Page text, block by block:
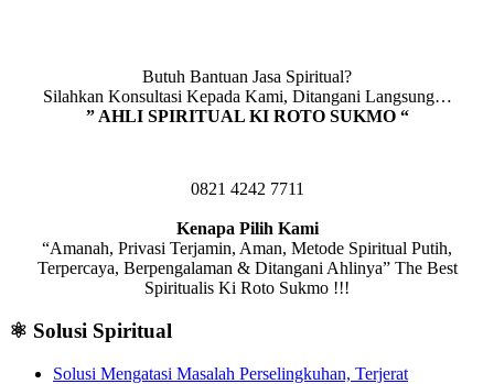
Butuh Bantuan Jasa Spiritual?
Silahkan Konsultasi Kepada Kami, Ditangani Langsung…
” AHLI SPIRITUAL KI ROTO SUKMO “
0821 4242 7711
Kenapa Pilih Kami
“Amanah, Privasi Terjamin, Aman, Metode Spiritual Putih,
Terpercaya, Berpengalaman & Ditangani Ahlinya” The Best
Spiritualis Ki Roto Sukmo !!!
⚛️ Solusi Spiritual
Solusi Mengatasi Masalah Perselingkuhan, Terjerat